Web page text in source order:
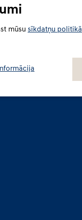
mūsu sīkdatņu politikā